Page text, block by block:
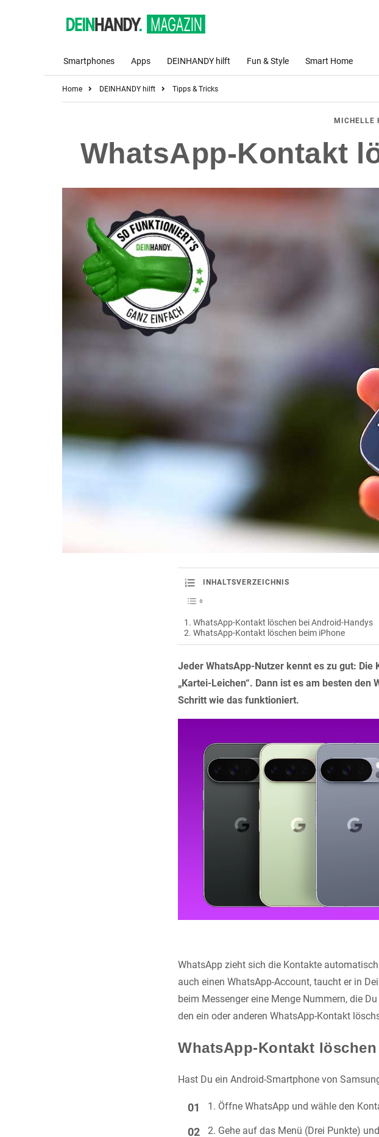
Smartphones Apps DEINHANDY hilft Fun & Style Smart Home
Home DEINHANDY hilft Tipps & Tricks
MICHELLE
WhatsApp-Kontakt
INHALTSVERZEICHNIS
WhatsApp-Kontakt löschen bei Android-Handys
WhatsApp-Kontakt löschen beim iPhone
Jeder WhatsApp-Nutzer kennt es zu gut:
„Kartei-Leichen“. Dann ist es am besten
Schritt wie das funktioniert.
WhatsApp zieht sich die Kontakte
auch einen WhatsApp-Account, taucht er in
beim Messenger eine Menge Nummern, die
den ein oder anderen WhatsApp-Kontakt
WhatsApp-Kontakt
Hast Du ein Android-Smartphone von
Öffne WhatsApp und wähle den
Gehe auf das Menü (Drei Punkte)